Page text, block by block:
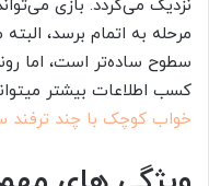
نزدیک می‌گردد. بازی
مرحله به اتمام برسد،
سطوح ساده‌تر است، اما
کسب اطلاعات بیشتر
خواب کوچک با چند ترفند